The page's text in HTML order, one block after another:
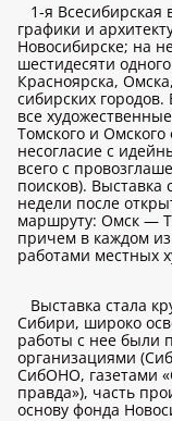
1-я Всесибирская
графики и
Новосибирске; на
шестидесяти
Красноярска,
сибирских
все
Томского и
несогласие с
всего с
поисков). Выставка
недели после
маршруту: Омск —
причем в каждом
работами местных
Выставка стала
Сибири, широко
работы с нее были
организациями
СибОНО, газетами
правда»), часть
основу фонда